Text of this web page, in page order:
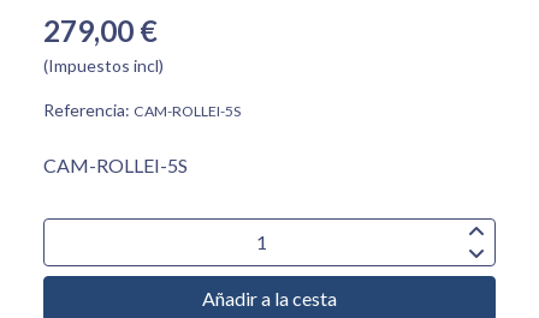
279,00 €
(Impuestos incl)
Referencia: CAM-ROLLEI-5S
CAM-ROLLEI-5S
Añadir a la cesta